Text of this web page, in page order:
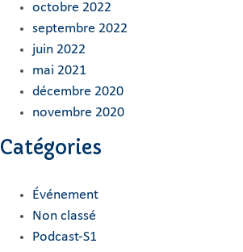
octobre 2022
septembre 2022
juin 2022
mai 2021
décembre 2020
novembre 2020
Catégories
Événement
Non classé
Podcast-S1